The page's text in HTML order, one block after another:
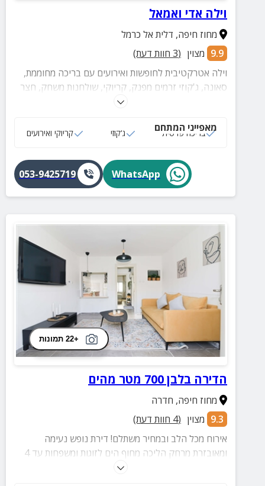
וילה אדי ואמאל
מחוז חיפה, דלית אל כרמל
9.9 מצוין (
3 חוות דעת)
וילה אטרקטיבית לחופשות ואירועים עם בריכה מחוממת,
סאונה, ג'קוזי זרמים מפנק, קריוקי, שולחנות משחק, חצר
מטופחת, מתקני טאבון וברביקיו, אפשרות לארוחות
מאפייני המתחם
בריכה פרטית ג‘קוזי קריוקי ואירועים
WhatsApp
053-9425719
+22 תמונות
הדירה בלבן 700 מטר מהים
מחוז חיפה, חדרה
9.3 מצוין (
4 חוות דעת)
אירוח מכל הלב ובמחיר משתלם! דירת נופש נעימה
ומאובזרת מרחק הליכה מחוף הים לזוגות ומשפחות עד 4